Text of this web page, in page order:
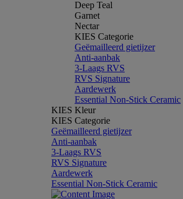
Deep Teal
Garnet
Nectar
KIES Categorie
Geëmailleerd gietijzer
Anti-aanbak
3-Laags RVS
RVS Signature
Aardewerk
Essential Non-Stick Ceramic
KIES Kleur
KIES Categorie
Geëmailleerd gietijzer
Anti-aanbak
3-Laags RVS
RVS Signature
Aardewerk
Essential Non-Stick Ceramic